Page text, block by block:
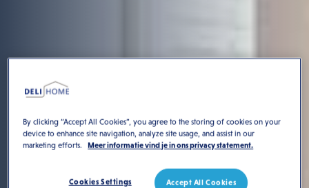
By clicking “Accept All Cookies”, you agree to the storing of cookies on your
device to enhance site navigation, analyze site usage, and assist in our
marketing efforts.
Meer informatie vind je in ons privacy statement.
Accept All Cookies
Cookies Settings